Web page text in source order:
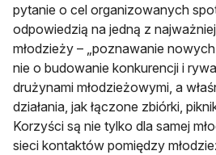
pytanie o cel organizowanych
odpowiedzią na jedną z
młodzieży – „poznawanie
nie o budowanie konkurencji i
drużynami młodzieżowymi, a
działania, jak łączone zbiórki,
Korzyści są nie tylko dla samej
sieci kontaktów pomiędzy